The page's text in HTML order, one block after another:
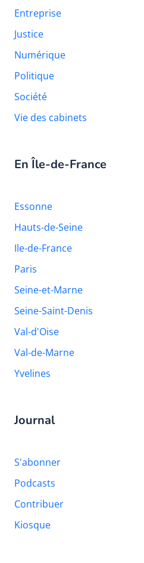
Entreprise
Justice
Numérique
Politique
Société
Vie des cabinets
En Île-de-France
Essonne
Hauts-de-Seine
Ile-de-France
Paris
Seine-et-Marne
Seine-Saint-Denis
Val-d'Oise
Val-de-Marne
Yvelines
Journal
S'abonner
Podcasts
Contribuer
Kiosque